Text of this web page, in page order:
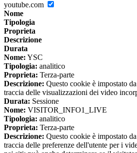
youtube.com
Nome
Tipologia
Proprieta
Descrizione
Durata
Nome: YSC
Tipologia: analitico
Proprieta: Terza-parte
Descrizione: Questo cookie è impostato
traccia delle visualizzazioni dei video
Durata: Sessione
Nome: VISITOR_INFO1_LIVE
Tipologia: analitico
Proprieta: Terza-parte
Descrizione: Questo cookie è impostato
traccia delle preferenze dell'utente per i